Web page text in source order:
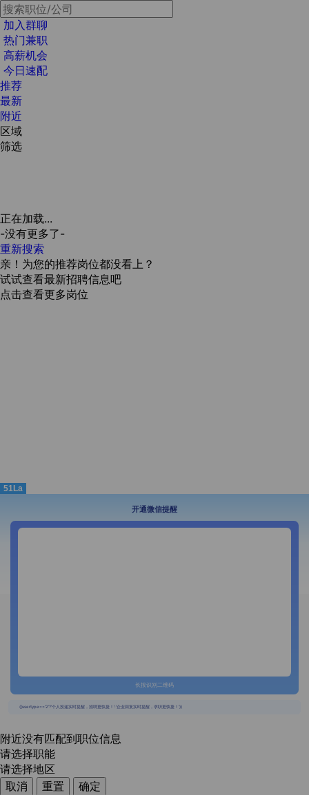
加入群聊
热门兼职
高薪机会
今日速配
推荐
最新
附近
区域
筛选
正在加载...
-没有更多了-
重新搜索
亲！为您的推荐岗位都没看上？
试试查看最新招聘信息吧
点击查看更多岗位
51La
开通微信提醒
长按识别二维码
{{usertype=='2'?'个人投递实时提醒，招聘更快捷！':'企业回复实时提醒，求职更快捷！'}}
附近没有匹配到职位信息
请选择职能
请选择地区
取消
重置
确定